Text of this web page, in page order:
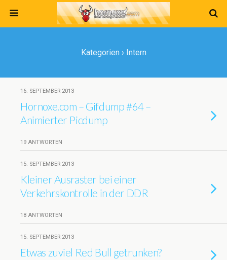
Kategorien › Intern
16. SEPTEMBER 2013
Hornoxe.com – Gifdump #64 –
Animierter Picdump
19 ANTWORTEN
15. SEPTEMBER 2013
Kleiner Ausraster bei einer
Verkehrskontrolle in der DDR
18 ANTWORTEN
15. SEPTEMBER 2013
Etwas zuviel Red Bull getrunken?